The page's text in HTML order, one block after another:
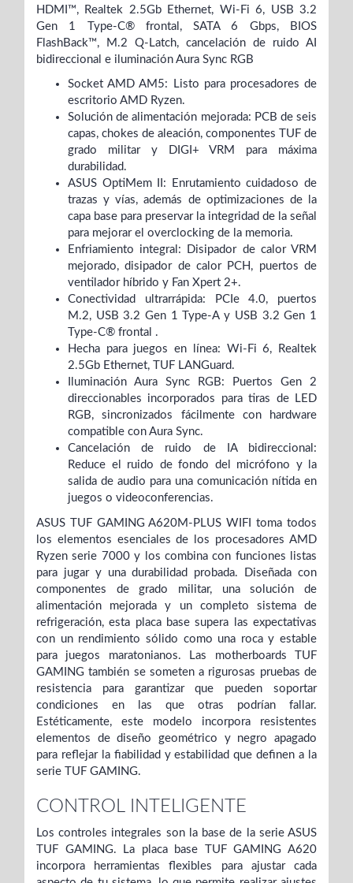
HDMI™, Realtek 2.5Gb Ethernet, Wi-Fi 6, USB 3.2
Gen 1 Type-C® frontal, SATA 6 Gbps, BIOS
FlashBack™, M.2 Q-Latch, cancelación de ruido AI
bidireccional e iluminación Aura Sync RGB
Socket AMD AM5: Listo para procesadores de
escritorio AMD Ryzen.
Solución de alimentación mejorada: PCB de seis
capas, chokes de aleación, componentes TUF de
grado militar y DIGI+ VRM para máxima
durabilidad.
ASUS OptiMem II: Enrutamiento cuidadoso de
trazas y vías, además de optimizaciones de la
capa base para preservar la integridad de la señal
para mejorar el overclocking de la memoria.
Enfriamiento integral: Disipador de calor VRM
mejorado, disipador de calor PCH, puertos de
ventilador híbrido y Fan Xpert 2+.
Conectividad ultrarrápida: PCIe 4.0, puertos
M.2, USB 3.2 Gen 1 Type-A y USB 3.2 Gen 1
Type-C® frontal .
Hecha para juegos en línea: Wi-Fi 6, Realtek
2.5Gb Ethernet, TUF LANGuard.
Iluminación Aura Sync RGB: Puertos Gen 2
direccionables incorporados para tiras de LED
RGB, sincronizados fácilmente con hardware
compatible con Aura Sync.
Cancelación de ruido de IA bidireccional:
Reduce el ruido de fondo del micrófono y la
salida de audio para una comunicación nítida en
juegos o videoconferencias.
ASUS TUF GAMING A620M-PLUS WIFI toma todos
los elementos esenciales de los procesadores AMD
Ryzen serie 7000 y los combina con funciones listas
para jugar y una durabilidad probada. Diseñada con
componentes de grado militar, una solución de
alimentación mejorada y un completo sistema de
refrigeración, esta placa base supera las expectativas
con un rendimiento sólido como una roca y estable
para juegos maratonianos. Las motherboards TUF
GAMING también se someten a rigurosas pruebas de
resistencia para garantizar que pueden soportar
condiciones en las que otras podrían fallar.
Estéticamente, este modelo incorpora resistentes
elementos de diseño geométrico y negro apagado
para reflejar la fiabilidad y estabilidad que definen a la
serie TUF GAMING.
CONTROL INTELIGENTE
Los controles integrales son la base de la serie ASUS
TUF GAMING. La placa base TUF GAMING A620
incorpora herramientas flexibles para ajustar cada